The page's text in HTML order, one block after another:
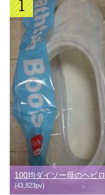
100均ダイソー母のヘビ
(43,823pv)